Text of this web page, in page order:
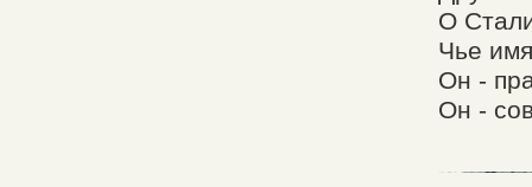
О
Чье
Он -
Он -